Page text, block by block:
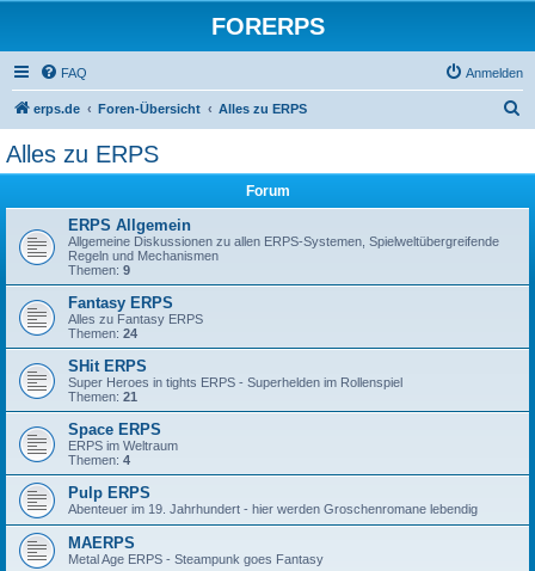
FORERPS
FAQ Anmelden
erps.de Foren-Übersicht Alles zu ERPS
Alles zu ERPS
Forum
ERPS Allgemein
Allgemeine Diskussionen zu allen ERPS-Systemen, Spielweltübergreifende
Regeln und Mechanismen
Themen: 9
Fantasy ERPS
Alles zu Fantasy ERPS
Themen: 24
SHit ERPS
Super Heroes in tights ERPS - Superhelden im Rollenspiel
Themen: 21
Space ERPS
ERPS im Weltraum
Themen: 4
Pulp ERPS
Abenteuer im 19. Jahrhundert - hier werden Groschenromane lebendig
MAERPS
Metal Age ERPS - Steampunk goes Fantasy